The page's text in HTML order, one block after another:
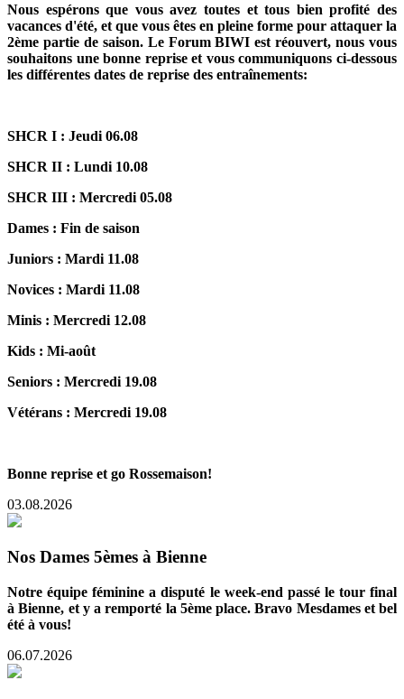
Nous espérons que vous avez toutes et tous bien profité des
vacances d'été, et que vous êtes en pleine forme pour attaquer la
2ème partie de saison. Le Forum BIWI est réouvert, nous vous
souhaitons une bonne reprise et vous communiquons ci-dessous
les différentes dates de reprise des entraînements:
SHCR I : Jeudi 06.08
SHCR II : Lundi 10.08
SHCR III : Mercredi 05.08
Dames : Fin de saison
Juniors : Mardi 11.08
Novices : Mardi 11.08
Minis : Mercredi 12.08
Kids : Mi-août
Seniors : Mercredi 19.08
Vétérans : Mercredi 19.08
Bonne reprise et go Rossemaison!
03.08.2026
Nos Dames 5èmes à Bienne
Notre équipe féminine a disputé le week-end passé le tour final
à Bienne, et y a remporté la 5ème place. Bravo Mesdames et bel
été à vous!
06.07.2026